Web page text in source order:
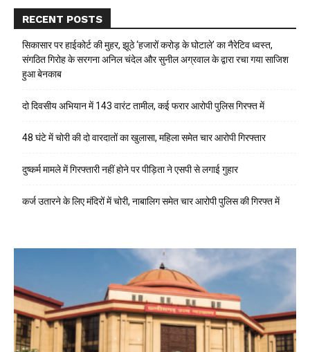
RECENT POSTS
सिकासार पर हाईकोर्ट की मुहर, झूठे ‘हजारों करोड़ के घोटाले’ का नैरेटिव ध्वस्त,
संगठित गिरोह के सरगना अनिल चंदेल और सुनील अग्रवाल के द्वारा रचा गया साजिश
हुआ बेनकाब
दो दिवसीय अभियान में 143 वारंट तामील, कई फरार आरोपी पुलिस गिरफ्त में
48 घंटे में चोरी की दो वारदातों का खुलासा, महिला समेत चार आरोपी गिरफ्तार
दुष्कर्म मामले में गिरफ्तारी नहीं होने पर पीड़िता ने एसपी से लगाई गुहार
कर्ज उतारने के लिए मंदिरों में चोरी, नाबालिग समेत चार आरोपी पुलिस की गिरफ्त में